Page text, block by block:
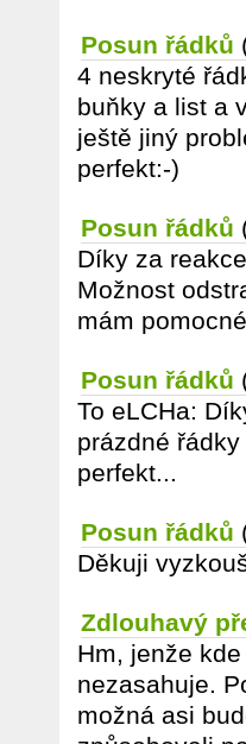
Posun řádků
4 neskryté
buňky a list a
ještě jiný
perfekt:-)
Posun řádků
Díky za
Možnost
mám
Posun řádků
To eLCHa:
prázdné
perfekt...
Posun řádků
Děkuji
Zdlouhavý
Hm, jenže
nezasahuje.
možná asi